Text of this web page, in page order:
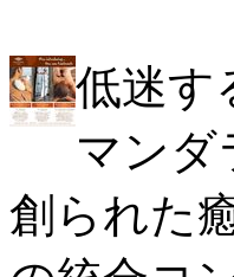
低迷す
マンダ
創られた